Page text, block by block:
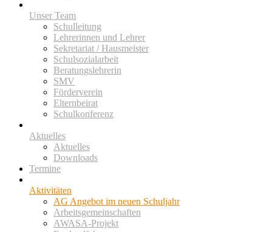
Unser Team
Schulleitung
Lehrerinnen und Lehrer
Sekretariat / Hausmeister
Schulsozialarbeit
Beratungslehrerin
SMV
Förderverein
Elternbeirat
Schulkonferenz
Aktuelles
Aktuelles
Downloads
Termine
Aktivitäten
AG Angebot im neuen Schuljahr
Arbeitsgemeinschaften
AWASA-Projekt